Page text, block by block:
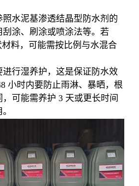
照水泥基渗透结晶型防水剂的
涂、刷涂或喷涂法等。若
料，可能需按比例与水混合
进行湿养护，这是保证防水效
小时内要防止雨淋、暴晒，根
可能需养护 3 天或更长时间